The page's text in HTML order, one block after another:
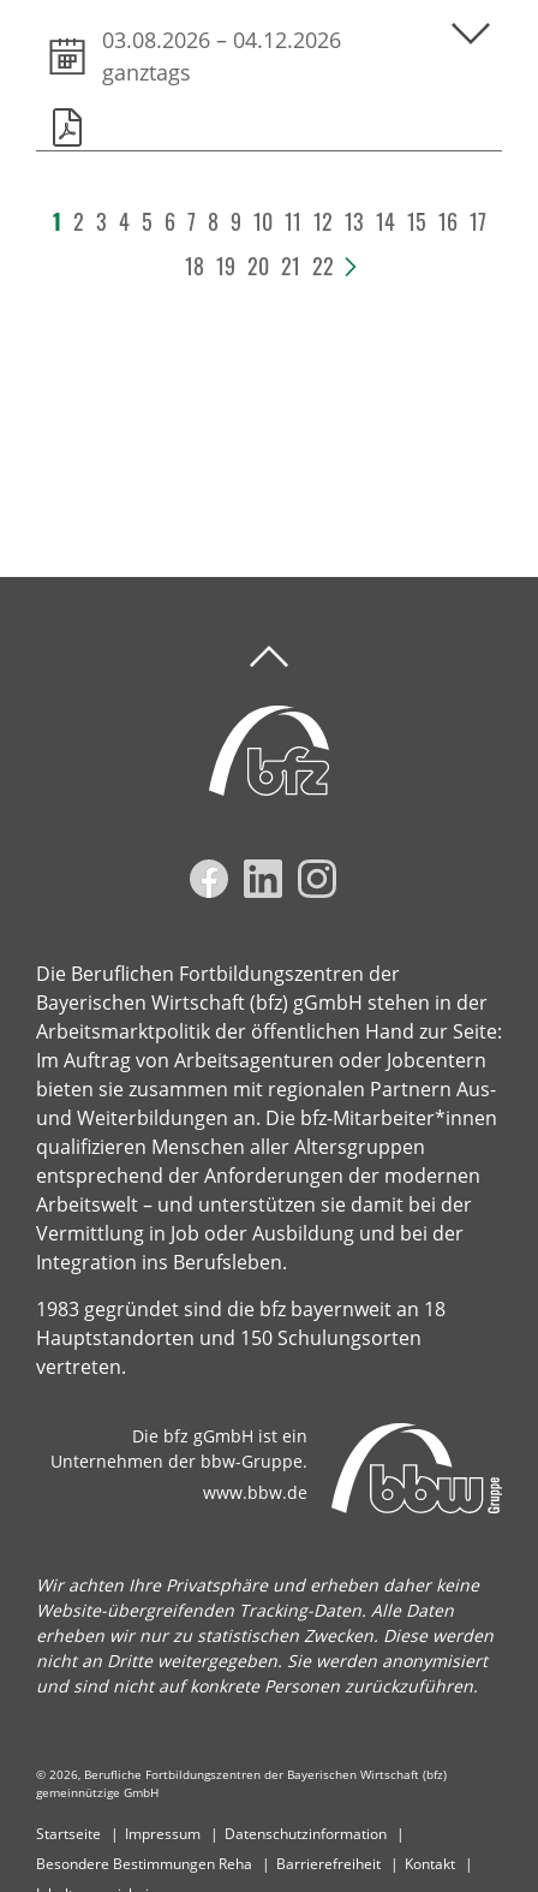
03.08.2026 – 04.12.2026
ganztags
1 2 3 4 5 6 7 8 9 10 11 12 13 14 15 16 17
18 19 20 21 22 >
Die Beruflichen Fortbildungszentren der
Bayerischen Wirtschaft (bfz) gGmbH stehen in der
Arbeitsmarktpolitik der öffentlichen Hand zur Seite:
Im Auftrag von Arbeitsagenturen oder Jobcentern
bieten sie zusammen mit regionalen Partnern Aus-
und Weiterbildungen an. Die bfz-Mitarbeiter*innen
qualifizieren Menschen aller Altersgruppen
entsprechend der Anforderungen der modernen
Arbeitswelt – und unterstützen sie damit bei der
Vermittlung in Job oder Ausbildung und bei der
Integration ins Berufsleben.
1983 gegründet sind die bfz bayernweit an 18
Hauptstandorten und 150 Schulungsorten
vertreten.
Die bfz gGmbH ist ein
Unternehmen der bbw-Gruppe.
www.bbw.de
Wir achten Ihre Privatsphäre und erheben daher keine
Website-übergreifenden Tracking-Daten. Alle Daten
erheben wir nur zu statistischen Zwecken. Diese werden
nicht an Dritte weitergegeben. Sie werden anonymisiert
und sind nicht auf konkrete Personen zurückzuführen.
© 2026, Berufliche Fortbildungszentren der Bayerischen Wirtschaft (bfz)
gemeinnützige GmbH
Startseite Impressum
Datenschutzinformation
Besondere Bestimmungen Reha
Barrierefreiheit
Kontakt